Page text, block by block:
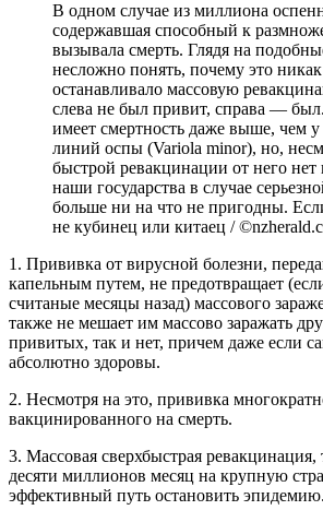
В одном случае из миллиона
содержавшая способный к
вызывала смерть. Глядя на
несложно понять, почему это
останавливало массовую
слева не был привит, справа —
имеет смертность даже выше, чем
линий оспы (Variola minor), но,
быстрой ревакцинации от него нет
наши государства в случае
больше ни на что не пригодны.
не кубинец или китаец /
1. Прививка от вирусной болезни,
капельным путем, не предотвращает
считаные месяцы назад) массового
также не мешает им массово заражать
привитых, так и нет, причем даже если
абсолютно здоровы.
2. Несмотря на это, прививка
вакцинированного на смерть.
3. Массовая сверхбыстрая
десяти миллионов месяц на крупную
эффективный путь остановить эпидемию.